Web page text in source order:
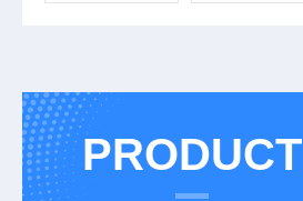
PRODUCT